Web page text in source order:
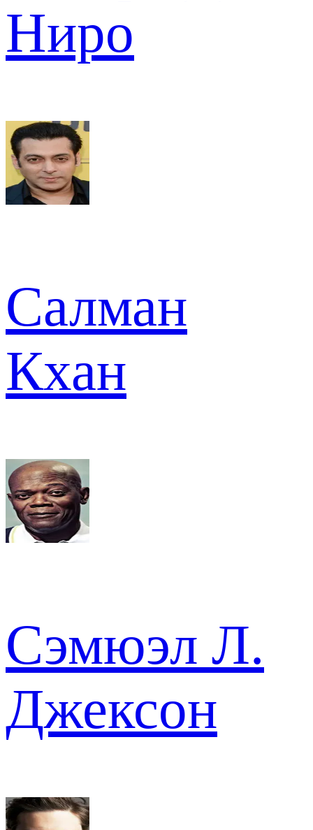
Ниро
Салман
Кхан
Сэмюэл Л.
Джексон